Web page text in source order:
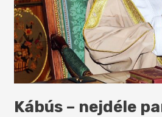
Kábús – nejdéle